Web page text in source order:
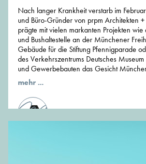
Nach langer Krankheit verstarb im
und Büro-Gründer von prpm Architekten
prägte mit vielen markanten Projekten wie
und Bushaltestelle an der Münchener
Gebäude für die Stiftung Pfennigparade
des Verkehrszentrums Deutsches
und Gewerbebauten das Gesicht
mehr ...
von der Redaktion von